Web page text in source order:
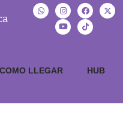
COMO LLEGAR HUB